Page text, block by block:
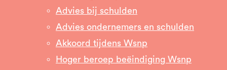
Advies bij schulden
Advies ondernemers en schulden
Akkoord tijdens Wsnp
Hoger beroep beëindiging Wsnp